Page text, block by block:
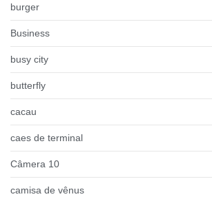
burger
Business
busy city
butterfly
cacau
caes de terminal
Câmera 10
camisa de vênus